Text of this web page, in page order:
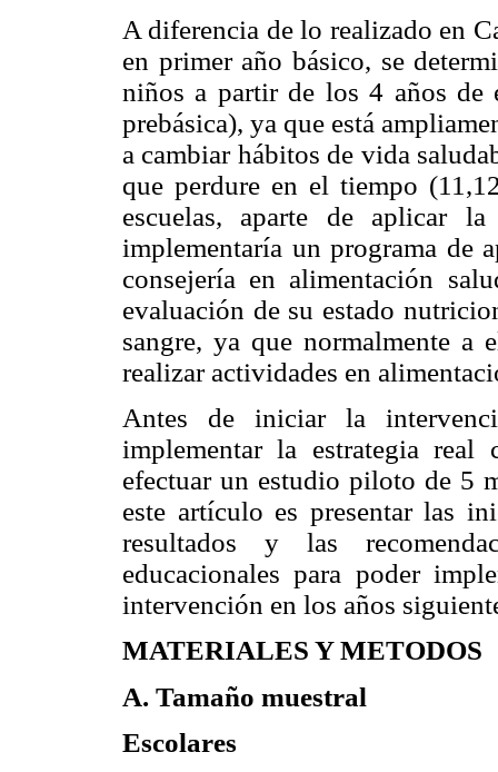
A diferencia de lo realizado en
en primer año básico, se
niños a partir de los 4 años de
prebásica), ya que está
a cambiar hábitos de vida
que perdure en el tiempo
escuelas, aparte de aplicar
implementaría un programa de
consejería en alimentación
evaluación de su estado
sangre, ya que normalmente a
realizar actividades en
Antes de iniciar la
implementar la estrategia real
efectuar un estudio piloto de 5
este artículo es presentar las
resultados y las
educacionales para poder
intervención en los años
MATERIALES Y METODOS
A. Tamaño muestral
Escolares